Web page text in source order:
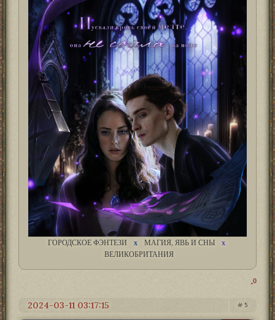
ГОРОДСКОЕ ФЭНТЕЗИ хМАГИЯ, ЯВЬ И СНЫ х
ВЕЛИКОБРИТАНИЯ
0
5
2024-03-11 03:17:15